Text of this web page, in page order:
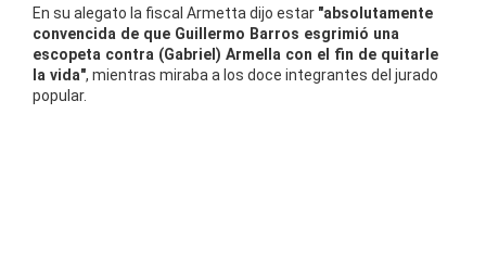
En su alegato la fiscal Armetta dijo estar "absolutamente
convencida de que Guillermo Barros esgrimió una
escopeta contra (Gabriel) Armella con el fin de quitarle
la vida", mientras miraba a los doce integrantes del jurado
popular.